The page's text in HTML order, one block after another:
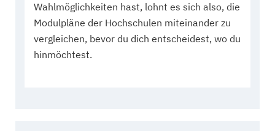
Wahlmöglichkeiten hast, lohnt es sich also, die
Modulpläne der Hochschulen miteinander zu
vergleichen, bevor du dich entscheidest, wo du
hinmöchtest.